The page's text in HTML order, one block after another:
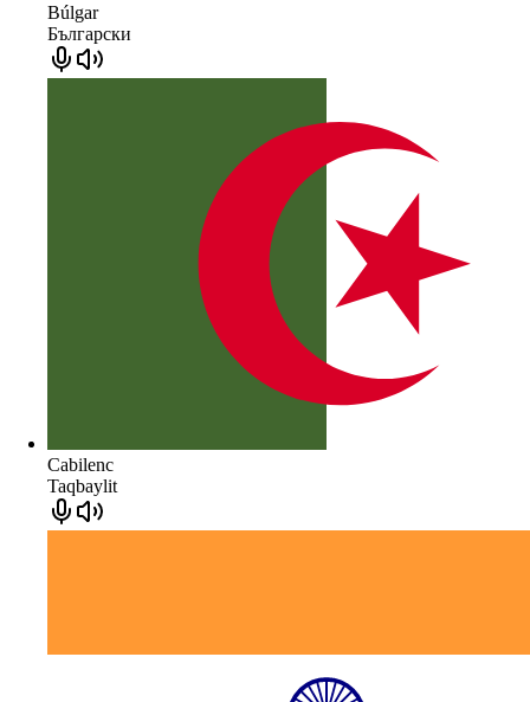
Búlgar
Български
Cabilenc
Taqbaylit